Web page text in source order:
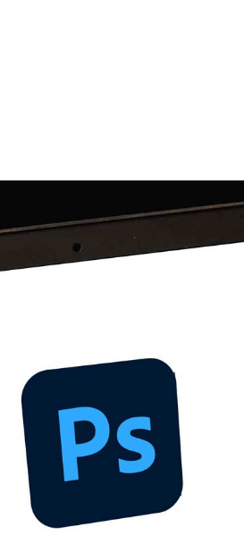
session
prise en
OPCO